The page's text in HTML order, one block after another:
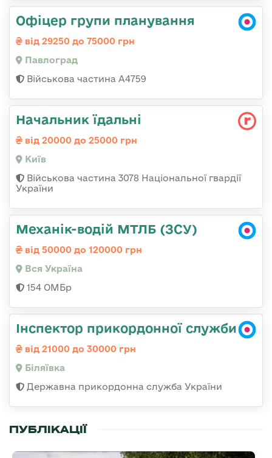
Офіцер групи планування
від 29250 до 75000 грн
Павлоград
Військова частина А4759
Начальник їдальні
від 20000 до 25000 грн
Київ
Військова частина 3078 Національної гвардії
України
Механік-водій МТЛБ (ЗСУ)
від 50000 до 120000 грн
Вся Україна
154 ОМБр
Інспектор прикордонної служби
від 21000 до 30000 грн
Біляївка
Державна прикордонна служба України
ПУБЛІКАЦІЇ